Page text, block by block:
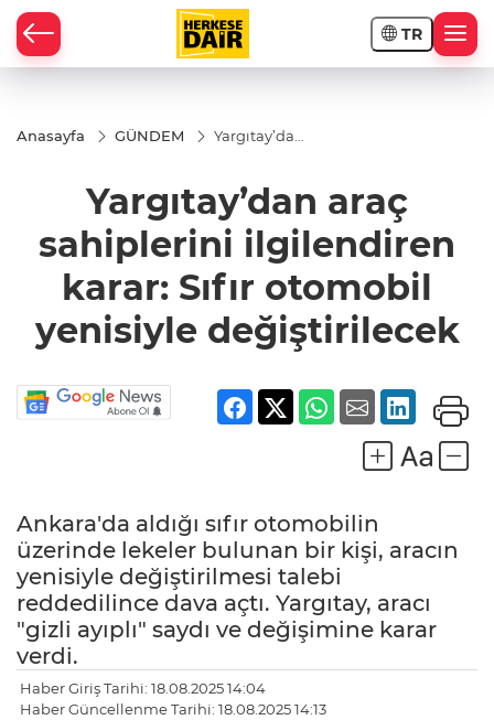
TR
Anasayfa GÜNDEM
Yargıtay’dan
ilgilendiren
karar: Sıfır
otomobil
yenisiyle
değiştirilecek
Yargıtay’dan araç
sahiplerini ilgilendiren
karar: Sıfır otomobil
yenisiyle değiştirilecek
Ankara'da aldığı sıfır otomobilin
üzerinde lekeler bulunan bir kişi, aracın
yenisiyle değiştirilmesi talebi
reddedilince dava açtı. Yargıtay, aracı
"gizli ayıplı" saydı ve değişimine karar
verdi.
Haber Giriş Tarihi: 18.08.2025 14:04
Haber Güncellenme Tarihi: 18.08.2025 14:13